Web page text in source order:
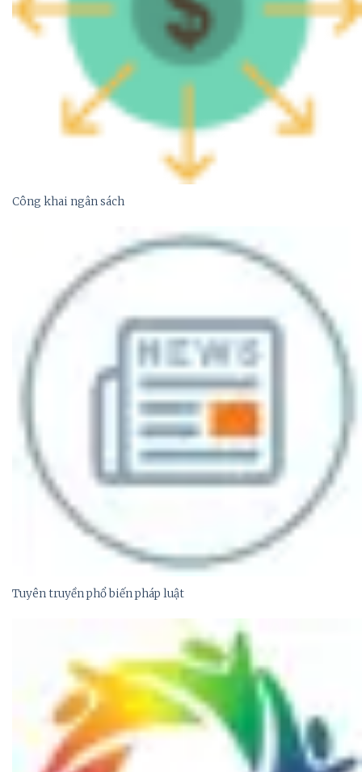
Công khai ngân sách
Tuyên truyền phổ biến pháp luật